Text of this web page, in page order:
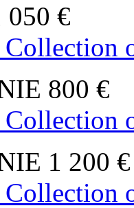
050 €
800 €
1 200 €